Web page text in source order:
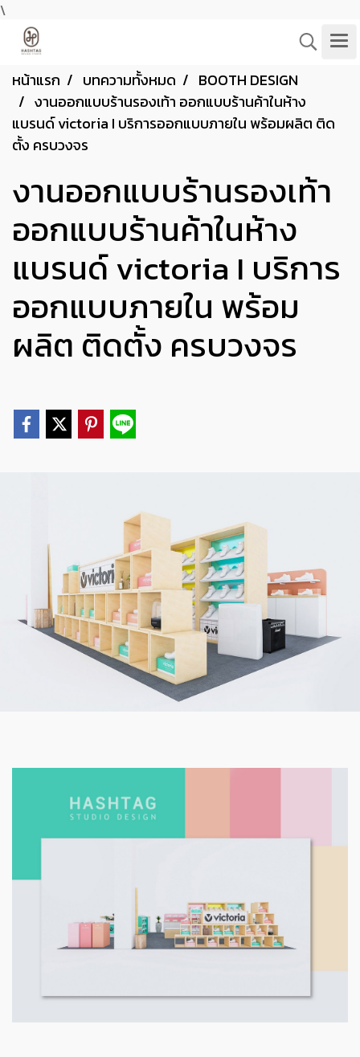
\
หน้าแรก บทความทั้งหมด
BOOTH DESIGN
งานออกแบบร้านรองเท้า ออกแบบร้านค้าในห้าง
แบรนด์ victoria I บริการออกแบบภายใน พร้อมผลิต ติด
ตั้ง ครบวงจร
งานออกแบบร้านรองเท้า
ออกแบบร้านค้าในห้าง
แบรนด์ victoria I บริการ
ออกแบบภายใน พร้อม
ผลิต ติดตั้ง ครบวงจร